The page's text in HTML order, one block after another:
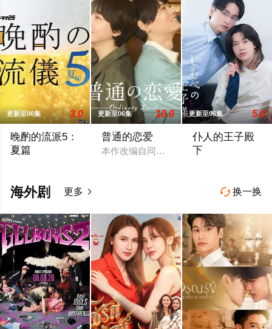
更新至06集 3.0
晚酌的流派5：
夏篇
更新至06集 10.0
普通的恋爱
本作改编自同名漫画，是一部以处于上下
更新至06集 5.0
仆人的王子殿
下
 换一换
海外剧 更多 